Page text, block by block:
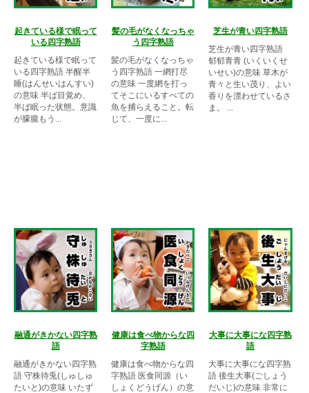
起きている様で眠って
いる四字熟語
起きている様で眠って
いる四字熟語 半醒半
睡(はんせいはんすい)
の意味 半ば目覚め、
半ば眠った状態。意識
が朦朧もう...
髪の毛がなくなっちゃ
う四字熟語
髪の毛がなくなっちゃ
う四字熟語 一網打尽
の意味 一度網を打っ
てそこにいるすべての
魚を捕らえること。転
じて、一度に...
芝生が青い四字熟語
芝生が青い四字熟語
郁郁青青 (いくいくせ
いせい)の意味 草木が
青々と生い茂り、よい
香りを漂わせているさ
ま。 ...
融通がきかない四字熟
語
融通がきかない四字熟
語 守株待兎(しゅしゅ
たいと)の意味 いたず
健康は食べ物からな四
字熟語
健康は食べ物からな四
字熟語 医食同源（い
しょくどうげん）の意
大事に大事にな四字熟
語
大事に大事にな四字熟
語 後生大事(ごしょう
だいじ)の意味 非常に